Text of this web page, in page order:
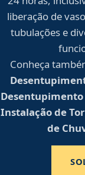
liberação de
tubulações e
Conheça
Desentupimento
Instalação de
de